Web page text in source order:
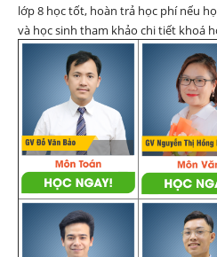
lớp 8 học tốt, hoàn trả học phí nếu
và học sinh tham khảo chi tiết khoá